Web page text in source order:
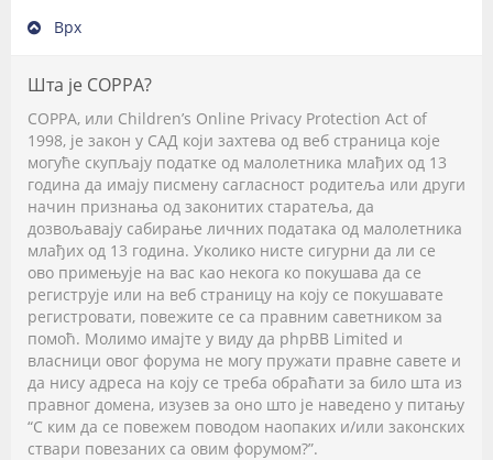
Врх
Шта је COPPA?
COPPA, или Children’s Online Privacy Protection Act of
1998, је закон у САД који захтева од веб страница које
могуће скупљају податке од малолетника млађих од 13
година да имају писмену сагласност родитеља или други
начин признања од законитих старатеља, да
дозвољавају сабирање личних података од малолетника
млађих од 13 година. Уколико нисте сигурни да ли се
ово примењује на вас као некога ко покушава да се
региструје или на веб страницу на коју се покушавате
регистровати, повежите се са правним саветником за
помоћ. Молимо имајте у виду да phpBB Limited и
власници овог форума не могу пружати правне савете и
да нису адреса на коју се треба обраћати за било шта из
правног домена, изузев за оно што је наведено у питању
“С ким да се повежем поводом наопаких и/или законских
ствари повезаних са овим форумом?”.